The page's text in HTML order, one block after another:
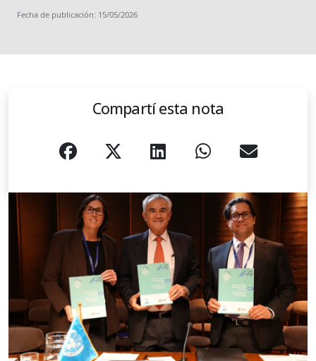
Fecha de publicación: 15/05/2026
Compartí esta nota